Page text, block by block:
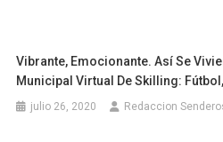
Vibrante, Emocionante. Así Se
Municipal Virtual De Skilling: Fútbol,
julio 26, 2020 Redaccion